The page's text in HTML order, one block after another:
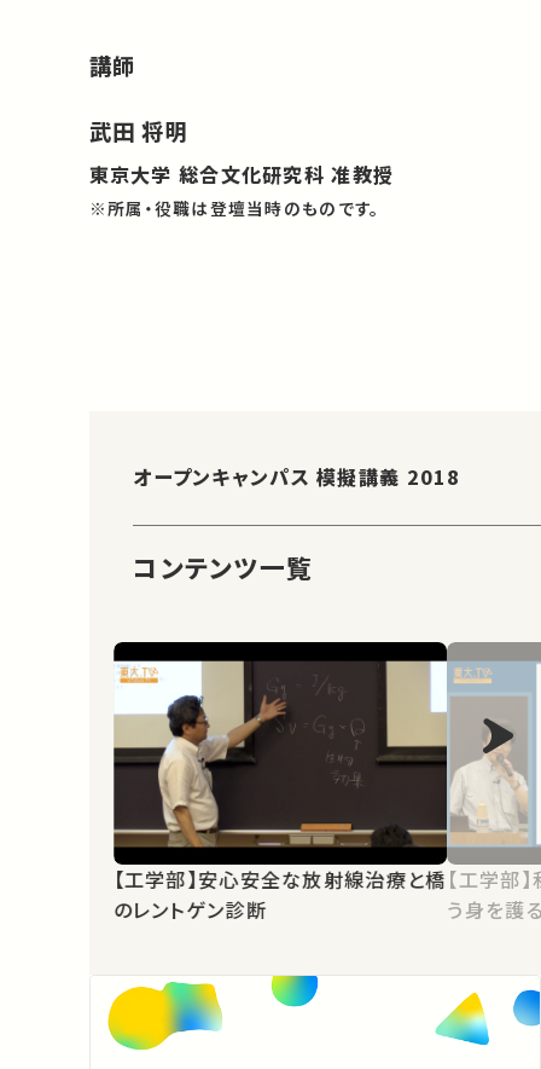
講師
武田 将明
東京大学 総合文化研究科 准教授
※所属・役職は登壇当時のものです。
オープンキャンパス 模擬講義 2018
コンテンツ一覧
【工学部】安心安全な放射線治療と橋
のレントゲン診断
【工学部
う身を護